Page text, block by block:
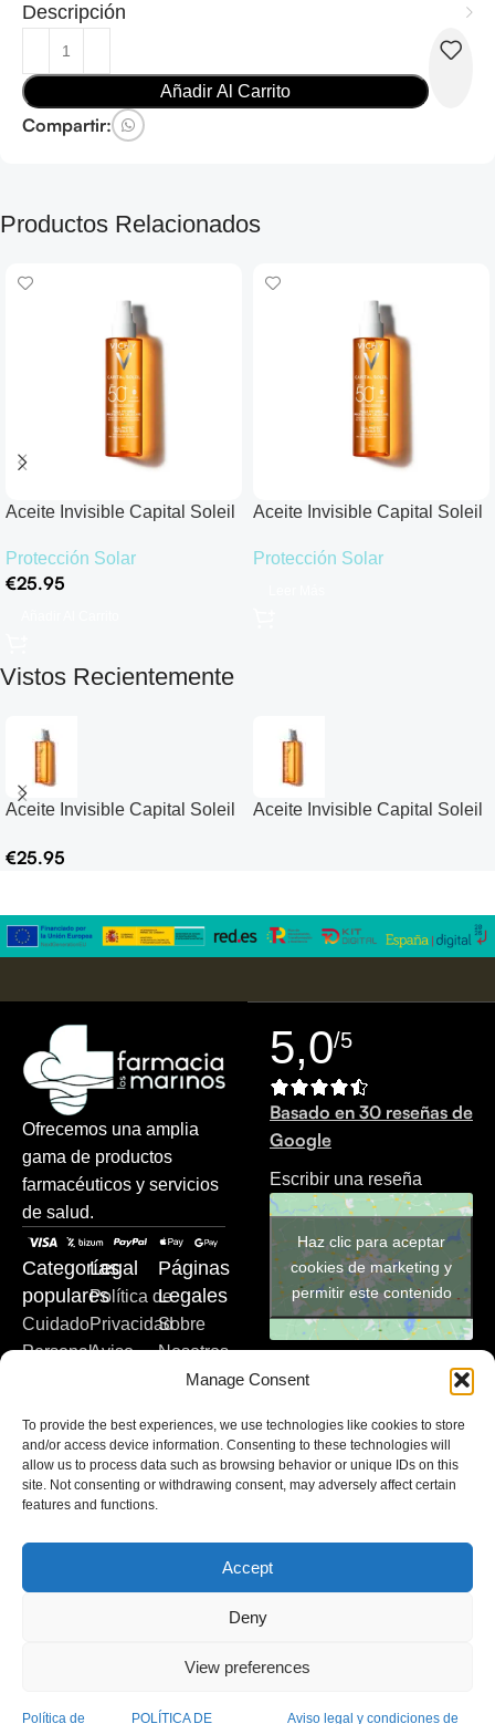
Manage Consent
To provide the best experiences, we use technologies like cookies to store
and/or access device information. Consenting to these technologies will
allow us to process data such as browsing behavior or unique IDs on this
site. Not consenting or withdrawing consent, may adversely affect certain
features and functions.
Accept
Deny
View preferences
Política de POLÍTICA DE Aviso legal y condiciones de
Descripción
Añadir Al Carrito
Compartir:
Productos Relacionados
Aceite Invisible Capital Soleil
Protección Solar
€25.95
Aceite Invisible Capital Soleil
Protección Solar
Vistos Recientemente
Aceite Invisible Capital Soleil
€25.95
Aceite Invisible Capital Soleil
Ofrecemos una amplia
gama de productos
farmacéuticos y servicios
de salud.
Categorías
populares
Cuidado
Personal
Nutrición
Primeros
Auxilios
Sexual
Legal
Política de
Privacidad
Aviso
de
Cookies
Declaración
Accesibilidad
Páginas
Legales
Sobre
Nosotros
Servicios
Blog
5,0/5
Basado en 30 reseñas de
Google
Escribir una reseña
Haz clic para aceptar
cookies de marketing y
permitir este contenido